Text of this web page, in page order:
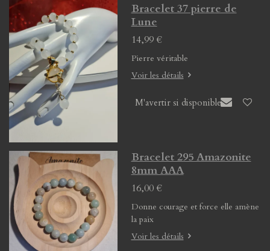
Bracelet 37 pierre de
Lune
14,99 €
Pierre véritable
Voir les détails
M'avertir si disponible
Bracelet 295 Amazonite
8mm AAA
16,00 €
Donne courage et force elle amène
la paix
Voir les détails